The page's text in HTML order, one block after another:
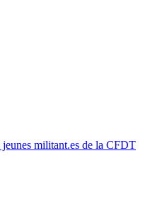
militant.es de la CFDT